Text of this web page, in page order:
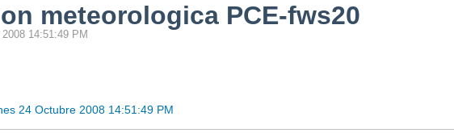
meteorologica PCE-fws20
14:51:49 PM
24 Octubre 2008 14:51:49 PM